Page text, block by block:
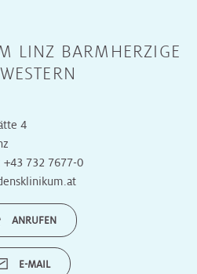
LINZ BARMHERZIGE
4
+43 732 7677-0
ANRUFEN
E-MAIL